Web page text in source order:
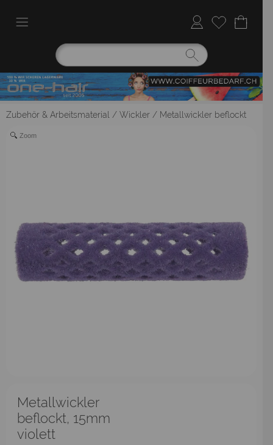
Zubehör & Arbeitsmaterial / Wickler / Metallwickler beflockt
Zoom
Metallwickler
beflockt, 15mm
violett